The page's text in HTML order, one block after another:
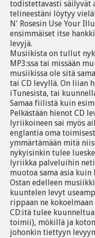
todistettavasti säilyvät
telineestäni löytyy
N' Rosesin Use Your
ensimmäiset itse
levyjä.
Musiikista on tullut
MP3:ssa tai missään
musiikissa ole sitä
tai CD levyllä. On liian
iTunesista, tai
Samaa fiilistä kuin
Pelkästään hienot CD
lyriikoineen sai myös
englantia oma
ymmärtämään mitä
nykyisinkin tulee
lyriikka palveluihin
muotoa sama asia
Ostan edelleen
kuuntelen levyt
rippaan ne
CD:itä tulee
toimii), mökillä ja
johonkin tiettyyn